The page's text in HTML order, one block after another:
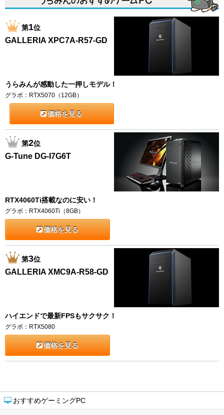
おすすめゲーミングPC
第1位
GALLERIA XPC7A-R57-GD
うらみんが感動した一押しモデル！
グラボ：RTX5070（12GB）
価格を見る
第2位
G-Tune DG-I7G6T
RTX4060Ti搭載なのに安い！
グラボ：RTX4060Ti（8GB）
価格を見る
第3位
GALLERIA XMC9A-R58-GD
ハイエンドで最新FPSもサクサク！
グラボ：RTX5080
価格を見る